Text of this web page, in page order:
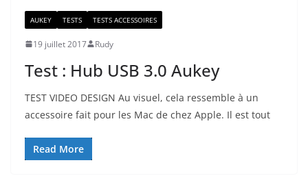
AUKEY TESTS TESTS ACCESSOIRES
19 juillet 2017 Rudy
Test : Hub USB 3.0 Aukey
TEST VIDEO DESIGN Au visuel, cela ressemble à un
accessoire fait pour les Mac de chez Apple. Il est tout
Read More